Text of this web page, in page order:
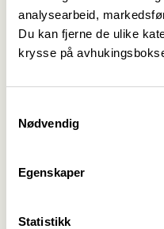
analysearbeid,
Du kan fjerne de ulike
krysse på
Nødvendig
Egenskaper
Statistikk
Nyheter fra
Se alle->